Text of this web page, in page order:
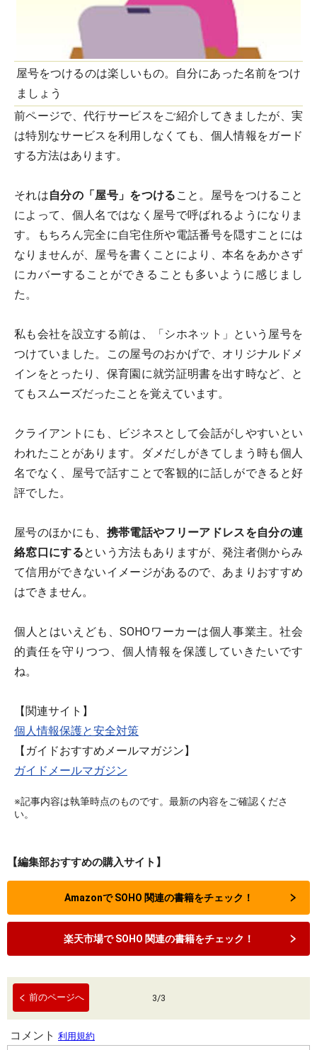
屋号をつけるのは楽しいもの。自分にあった名前をつけ
ましょう
前ページで、代行サービスをご紹介してきましたが、実
は特別なサービスを利用しなくても、個人情報をガード
する方法はあります。
それは自分の「屋号」をつける こと。屋号をつけること
によって、個人名ではなく屋号で呼ばれるようになりま
す。もちろん完全に自宅住所や電話番号を隠すことには
なりませんが、屋号を書くことにより、本名をあかさず
にカバーすることができることも多いように感じまし
た。
私も会社を設立する前は、「シホネット」という屋号を
つけていました。この屋号のおかげで、オリジナルドメ
インをとったり、保育園に就労証明書を出す時など、と
てもスムーズだったことを覚えています。
クライアントにも、ビジネスとして会話がしやすいとい
われたことがあります。ダメだしがきてしまう時も個人
名でなく、屋号で話すことで客観的に話しができると好
評でした。
屋号のほかにも、 携帯電話やフリーアドレスを自分の連
絡窓口にするという方法もありますが、発注者側からみ
て信用ができないイメージがあるので、あまりおすすめ
はできません。
個人とはいえども、SOHOワーカーは個人事業主。社会
的責任を守りつつ、個人情報を保護していきたいです
ね。
【関連サイト】
個人情報保護と安全対策
【ガイドおすすめメールマガジン】
ガイドメールマガジン
※記事内容は執筆時点のものです。最新の内容をご確認くださ
い。
【編集部おすすめの購入サイト】
Amazonで SOHO 関連の書籍をチェック！
楽天市場で SOHO 関連の書籍をチェック！
前のページへ 3/3